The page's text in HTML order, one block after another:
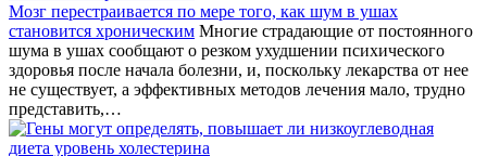
Мозг перестраивается по мере того, как шум в ушах
становится хроническим Многие страдающие от постоянного
шума в ушах сообщают о резком ухудшении психического
здоровья после начала болезни, и, поскольку лекарства от нее
не существует, а эффективных методов лечения мало, трудно
представить,…